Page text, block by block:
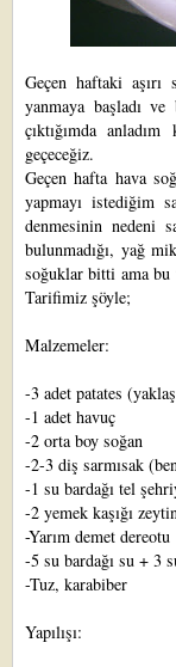
Geçen haftaki
yanmaya başladı
çıktığımda
geçeceğiz.
Geçen hafta hava
yapmayı istediğim
denmesinin nedeni
bulunmadığı, yağ
soğuklar bitti ama bu
Tarifimiz şöyle;
Malzemeler:
-3 adet patates
-1 adet havuç
-2 orta boy soğan
-2-3 diş sarmısak
-1 su bardağı tel
-2 yemek kaşığı
-Yarım demet dereotu
-5 su bardağı su + 3
-Tuz, karabiber
Yapılışı: